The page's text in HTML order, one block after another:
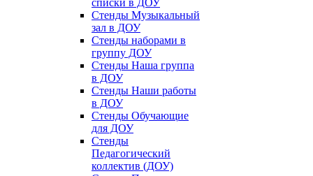
списки в ДОУ
Стенды Музыкальный
зал в ДОУ
Стенды наборами в
группу ДОУ
Стенды Наша группа
в ДОУ
Стенды Наши работы
в ДОУ
Стенды Обучающие
для ДОУ
Стенды
Педагогический
коллектив (ДОУ)